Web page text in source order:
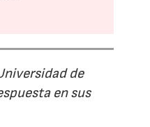
de
en sus